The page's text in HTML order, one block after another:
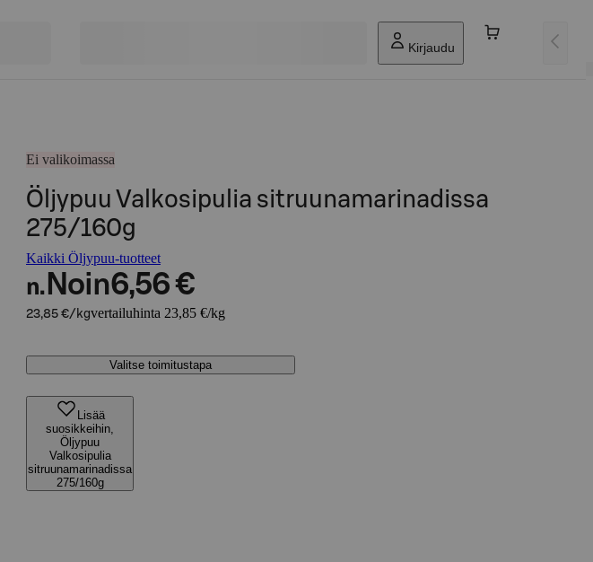
Kirjaudu
Ei valikoimassa
Öljypuu Valkosipulia sitruunamarinadissa
275/160g
Kaikki Öljypuu-tuotteet
n. Noin6,56 €
23,85 €/kgvertailuhinta 23,85 €/kg
Valitse toimitustapa
Lisää
suosikkeihin,
Öljypuu
Valkosipulia
sitruunamarinadissa
275/160g